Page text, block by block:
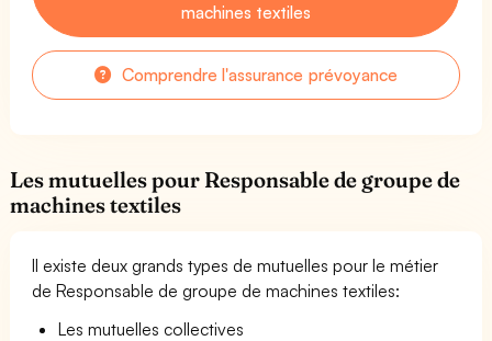
machines textiles
Comprendre l'assurance prévoyance
Les mutuelles pour Responsable de groupe de
machines textiles
Il existe deux grands types de mutuelles pour le métier
de Responsable de groupe de machines textiles:
Les mutuelles collectives